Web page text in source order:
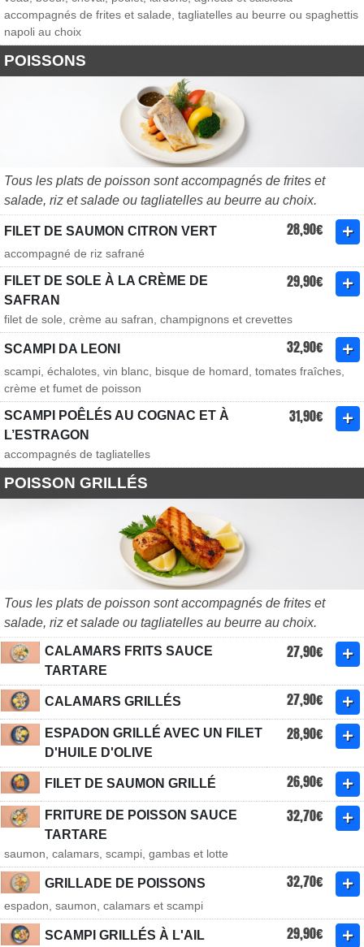
accompagnés de frites et salade, tagliatelles au beurre ou spaghettis
napoli au choix
POISSONS
Tous les plats de poisson sont accompagnés de frites et
salade, riz et salade ou tagliatelles au beurre au choix.
FILET DE SAUMON CITRON VERT 28,90€
accompagné de riz safrané
FILET DE SOLE À LA CRÈME DE
SAFRAN
29,90€
filet de sole, crème au safran, champignons et crevettes
SCAMPI DA LEONI 32,90€
scampi, échalotes, vin blanc, bisque de homard, tomates fraîches,
crème et fumet de poisson
SCAMPI POÊLÉS AU COGNAC ET À
L’ESTRAGON
31,90€
accompagnés de tagliatelles
POISSON GRILLÉS
Tous les plats de poisson sont accompagnés de frites et
salade, riz et salade ou tagliatelles au beurre au choix.
CALAMARS FRITS SAUCE
TARTARE
27,90€
CALAMARS GRILLÉS 27,90€
ESPADON GRILLÉ AVEC UN FILET
D'HUILE D'OLIVE
28,90€
FILET DE SAUMON GRILLÉ 26,90€
FRITURE DE POISSON SAUCE
TARTARE
32,70€
saumon, calamars, scampi, gambas et lotte
GRILLADE DE POISSONS 32,70€
espadon, saumon, calamars et scampi
SCAMPI GRILLÉS À L'AIL 29,90€